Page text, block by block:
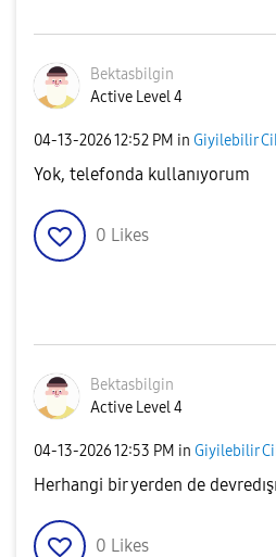
Bektasbilgin
Active Level 4
‎04-13-202612:52 PM in Giyilebilir
Yok, telefonda kullanıyorum
0 Likes
Bektasbilgin
Active Level 4
‎04-13-202612:53 PM in Giyilebilir
Herhangi bir yerden de
0 Likes